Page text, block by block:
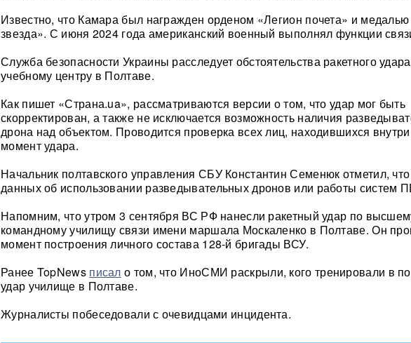
Известно, что Камара был награжден орденом «Легион почета» и
звезда». С июня 2024 года американский военный выполнял функции
Служба безопасности Украины расследует обстоятельства ракетного
учебному центру в Полтаве.
Как пишет «Страна.ua», рассматриваются версии о том, что удар мог быть
скорректирован, а также не исключается возможность наличия
дрона над объектом. Проводится проверка всех лиц, находившихся
момент удара.
Начальник полтавского управления СБУ Константин Семенюк отметил,
данных об использовании разведывательных дронов или работы систем
Напомним, что утром 3 сентября ВС РФ нанесли ракетный удар по
командному училищу связи имени маршала Москаленко в Полтаве. Он
момент построения личного состава 128-й бригады ВСУ.
Ранее TopNews писал о том, что ИноСМИ раскрыли, кого тренировали в
удар училище в Полтаве.
Журналисты побеседовали с очевидцами инцидента.